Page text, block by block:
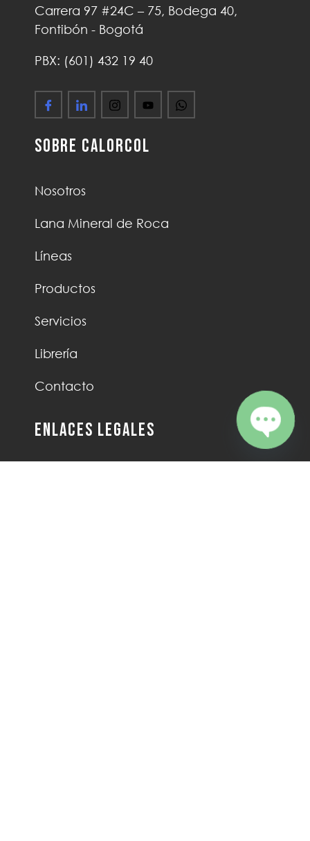
Carrera 97 #24C – 75, Bodega 40,
Fontibón - Bogotá
PBX: (601) 432 19 40
Sobre Calorcol
Nosotros
Lana Mineral de Roca
Líneas
Productos
Servicios
Librería
Contacto
Enlaces Legales
Open